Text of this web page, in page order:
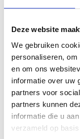
Deze website
We gebruiken
personaliseren,
en om ons
informatie over uw
partners voor
partners kunnen
informatie die u
verzameld op
Opstellen
solliciteren,
De rol van de
tegelijk. Je krijgt
wordt ook
kijken. Jouw
uiteindelijk de